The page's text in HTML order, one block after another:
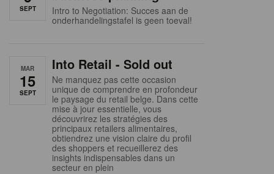
SEPT
Intro to Negotiation: Succes aan de
onderhandelingstafel is geen toeval!
MAR
15
SEPT
Into Retail - Sold out
Ne manquez pas cette occasion
unique de comprendre en profondeur
le paysage du retail belge. Dans cette
mise à jour essentielle, vous
découvrirez les stratégies des
principaux retailers alimentaires,
obtiendrez une vision claire du profil
des shoppers et recueillerez des
insights indispensables dans un
secteur en plein